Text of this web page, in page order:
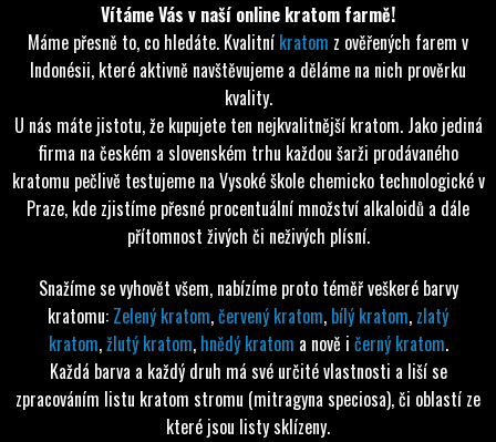
Vítáme Vás v naší online kratom farmě!
Máme přesně to, co hledáte. Kvalitní kratom z ověřených farem v
Indonésii, které aktivně navštěvujeme a děláme na nich prověrku
kvality.
U nás máte jistotu, že kupujete ten nejkvalitnější kratom. Jako jediná
firma na českém a slovenském trhu každou šarži prodávaného
kratomu pečlivě testujeme na Vysoké škole chemicko technologické v
Praze, kde zjistíme přesné procentuální množství alkaloidů a dále
přítomnost živých či neživých plísní.
Snažíme se vyhovět všem, nabízíme proto téměř veškeré barvy
kratomu: Zelený kratom,červený kratom, bílý kratom, zlatý
kratom,žlutý kratom, hnědý kratom a nově i černý kratom.
Každá barva a každý druh má své určité vlastnosti a liší se
zpracováním listu kratom stromu (mitragyna speciosa), či oblastí ze
které jsou listy sklízeny.